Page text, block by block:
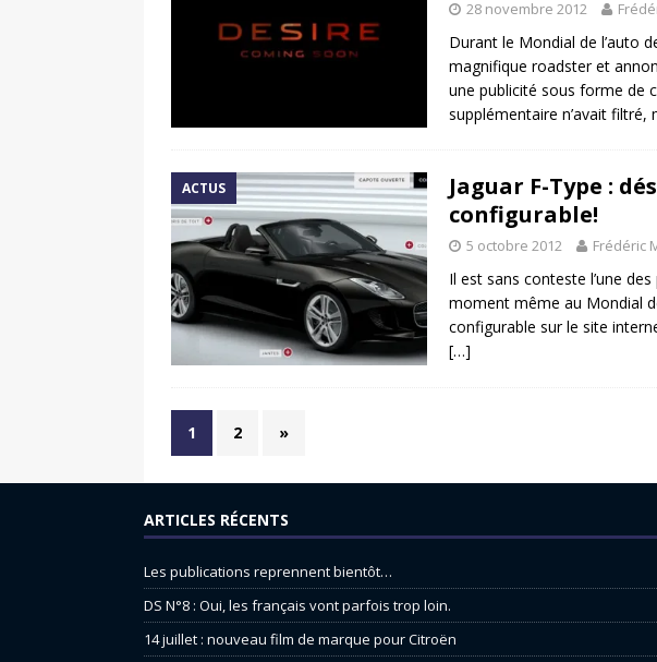
28 novembre 2012
Durant le Mondial de l’auto
magnifique roadster et
une publicité sous forme de
supplémentaire n’avait filtré,
ACTUS
Jaguar F-Type :
configurable!
5 octobre 2012 Frédéric
Il est sans conteste l’une
moment même au Mondial
configurable sur le site
[…]
1 2 »
ARTICLES RÉCENTS
Les publications reprennent bientôt…
DS N°8 : Oui, les français vont parfois trop loin.
14 juillet : nouveau film de marque pour Citroën